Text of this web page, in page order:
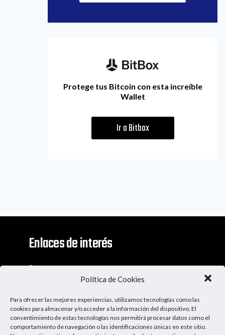
Política de Cookies
Para ofrecer las mejores experiencias, utilizamos tecnologías como las
cookies para almacenar y/o acceder a la información del dispositivo. El
consentimiento de estas tecnologías nos permitirá procesar datos como el
comportamiento de navegación o las identificaciones únicas en este sitio.
Protege tus Bitcoin con esta increíble
Wallet
Ir a Bitbox
Enlaces de interés
Contacto
Descargo De Responsabilidad
Apoya al Podcast
Ser Patrocinador